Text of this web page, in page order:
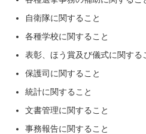
自衛隊に関すること
各種学校に関すること
表彰、ほう賞及び儀式に関する
保護司に関すること
統計に関すること
文書管理に関すること
事務報告に関すること